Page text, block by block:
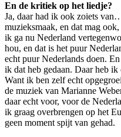
En de kritiek op het liedje?
Ja, daar had ik ook zoiets
muzieksmaak, en dat mag
ik ga nu Nederland
hou, en dat is het puur
echt puur Nederlands doen.
ik dat heb gedaan. Daar heb
Want ik ben zelf echt
de muziek van Marianne
daar echt voor, voor de
ik graag overbrengen op het
geen moment spijt van gehad.